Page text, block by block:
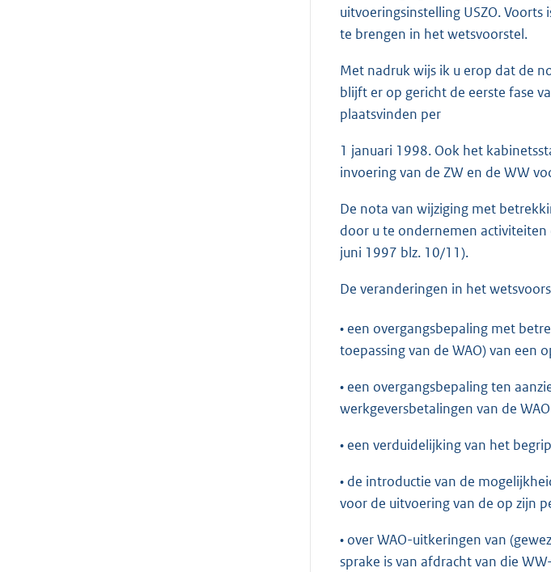
uitvoeringsinstelling USZO.
te brengen in het wetsvoorstel.
Met nadruk wijs ik u erop dat de
blijft er op gericht de eerste fase
plaatsvinden per
1 januari 1998. Ook het
invoering van de ZW en de WW
De nota van wijziging met
door u te ondernemen
juni 1997 blz. 10/11).
De veranderingen in het
• een overgangsbepaling met
toepassing van de WAO) van een
• een overgangsbepaling ten
werkgeversbetalingen van de
• een verduidelijking van het
• de introductie van de
voor de uitvoering van de op zijn
• over WAO-uitkeringen van
sprake is van afdracht van die